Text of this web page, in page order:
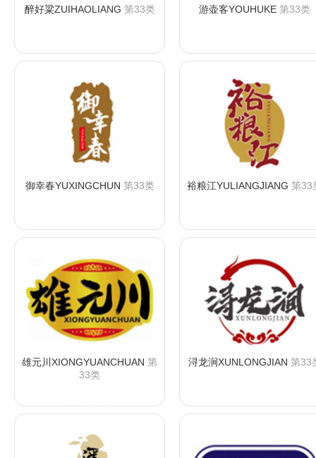
醉好粱ZUIHAOLIANG 第33类 游壶客YOUHUKE 第33类
御幸春YUXINGCHUN 第33类 裕粮江YULIANGJIANG 第33
雄元川XIONGYUANCHUAN 第
33类
浔龙涧XUNLONGJIAN 第33